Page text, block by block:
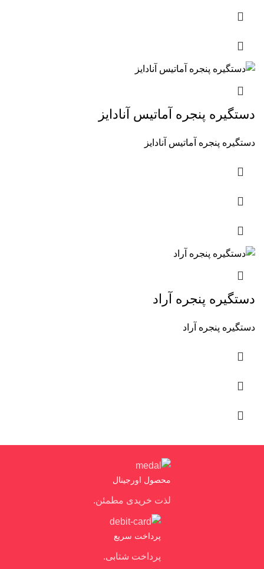
دستگیره پنجره آماتیس آنادایز
دستگیره پنجره آماتیس آنادایز
دستگیره پنجره آراد
دستگیره پنجره آراد
محصول اورجینال
لذت خریدی مطمئن.
پرداخت سریع
پرداخت شتابی.